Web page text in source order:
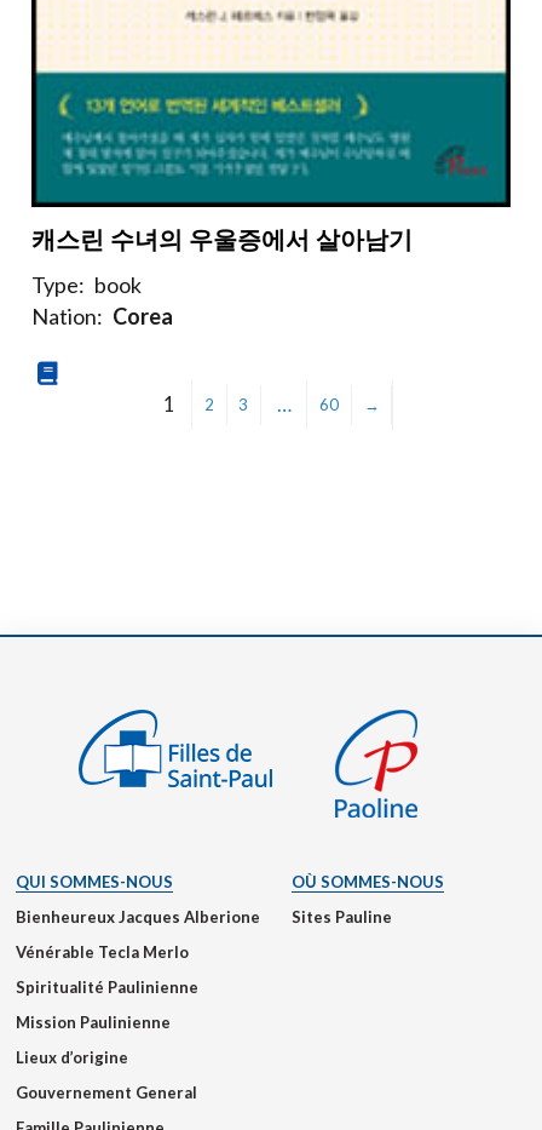
캐스린 수녀의 우울증에서 살아남기
Type: book
Nation: Corea
1 2 3 … 60 →
QUI SOMMES-NOUS
Bienheureux Jacques Alberione
Vénérable Tecla Merlo
Spiritualité Paulinienne
Mission Paulinienne
Lieux d’origine
Gouvernement General
OÙ SOMMES-NOUS
Sites Pauline